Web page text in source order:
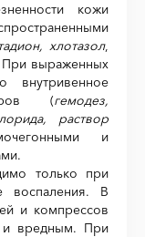
кожи
хлотазол,
При выраженных
внутривенное
(гемодез,
раствор
и
только при
воспаления. В
и компрессов
и вредным. При